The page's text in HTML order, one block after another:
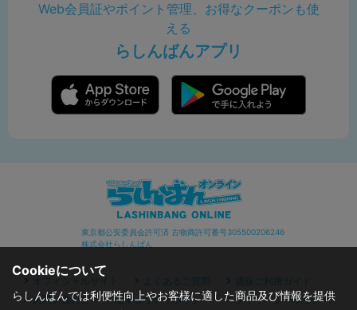
Web会員証やポイント管理、お得なクーポンも使
える
らしんばんアプリ
東京都公安委員会許可済 古物商許可番号305500206246
株式会社らしんばん
オフィシャルサイト よくあるご質問
通販ご利用ガイド
お問い合わせ
セキュリティポリシー プライバシーポリシー
Cookieについて
らしんばんでは利便性向上やお客様に適した商品及び情報を提供